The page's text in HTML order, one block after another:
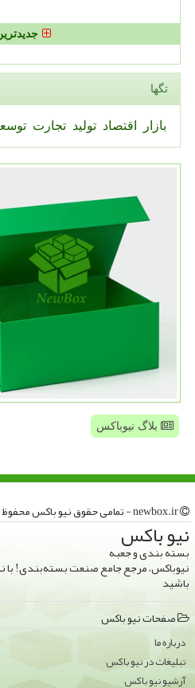
تگها
بازار اقتصاد تولید تجارت
بلاگ نیوباکس
نیو باكس
بسته بندی و جعبه
نیوباکس، مرجع جامع صنعت بسته‌بندی! با
باشید
صفحات نیو باكس
درباره ما
تبلیغات در نیو باكس
آرشیو نیو باكس